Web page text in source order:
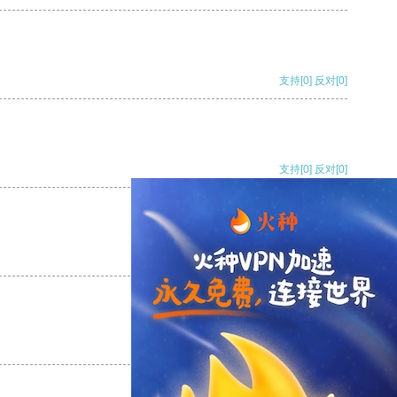
支持[0] 反对[0]
支持[0] 反对[0]
支持[0] 反对
支持